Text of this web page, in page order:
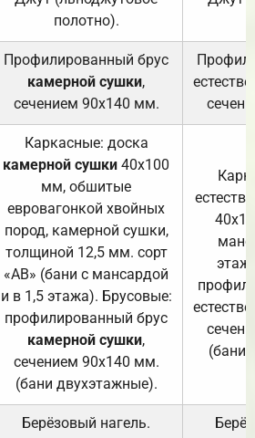
полотно).
Профилированный брус
камерной сушки,
сечением 90х140 мм.
Каркасные: доска
камерной сушки 40х100
мм, обшитые
евровагонкой хвойных
пород, камерной сушки,
толщиной 12,5 мм. сорт
«АВ» (бани с мансардой
и в 1,5 этажа). Брусовые:
профилированный брус
камерной сушки,
сечением 90х140 мм.
(бани двухэтажные).
(бани
Берёзовый нагель.